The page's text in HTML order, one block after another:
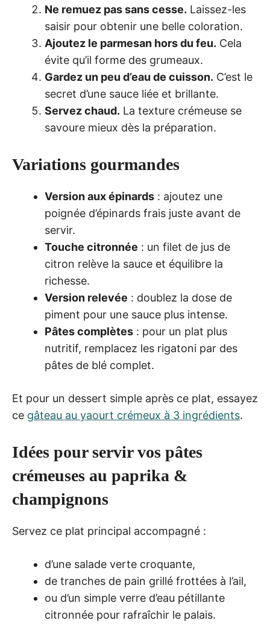
Ne remuez pas sans cesse. Laissez-les
saisir pour obtenir une belle coloration.
Ajoutez le parmesan hors du feu. Cela
évite qu’il forme des grumeaux.
Gardez un peu d’eau de cuisson. C’est le
secret d’une sauce liée et brillante.
Servez chaud. La texture crémeuse se
savoure mieux dès la préparation.
Variations gourmandes
Version aux épinards : ajoutez une
poignée d’épinards frais juste avant de
servir.
Touche citronnée : un filet de jus de
citron relève la sauce et équilibre la
richesse.
Version relevée : doublez la dose de
piment pour une sauce plus intense.
Pâtes complètes : pour un plat plus
nutritif, remplacez les rigatoni par des
pâtes de blé complet.
Et pour un dessert simple après ce plat, essayez
ce gâteau au yaourt crémeux à 3 ingrédients.
Idées pour servir vos pâtes
crémeuses au paprika &
champignons
Servez ce plat principal accompagné :
d’une salade verte croquante,
de tranches de pain grillé frottées à l’ail,
ou d’un simple verre d’eau pétillante
citronnée pour rafraîchir le palais.